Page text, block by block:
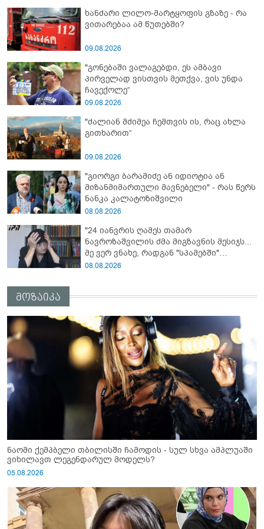
ხანძარი ლილო-მარტყოფის გზაზე - რა
ვითარებაა ამ წუთებში?
09.08.2026
"გონებაში ვალაგებდი, ეს ამბავი
პირველად ვისთვის მეთქვა, ვის უნდა
ჩავექოლე“
09.08.2026
"ძალიან მძიმეა ჩემთვის ის, რაც ახლა
გითხარით“
09.08.2026
"გიორგი ბარამიძე ან იდიოტია ან
მიზანმიმართული მავნებელი" - რას წერს
ნანკა კალატოზიშვილი
08.08.2026
"24 იანვრის ღამეს თამარ
ნავროზაშვილის ძმა მიგზავნის მესიჯს...
მე ვერ ვნახე, რადგან "სპამებში"
ჩავარდა": რა მისწერა ნია იმნაძის ბიძამ
08.08.2026
მოზაიკა
ნაომი ქემპბელი თბილისში ჩამოდის - სულ სხვა ამპლუაში
ვიხილავთ ლეგენდარულ მოდელს?
05.08.2026